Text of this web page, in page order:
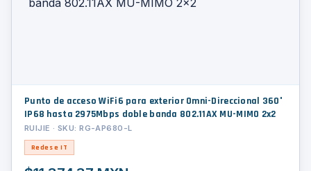
Punto de acceso WiFi6 para exterior Omni-Direccional 360°
IP68 hasta 2975Mbps doble banda 802.11AX MU-MIMO 2x2
RUIJIE · SKU: RG-AP680-L
Redes e IT